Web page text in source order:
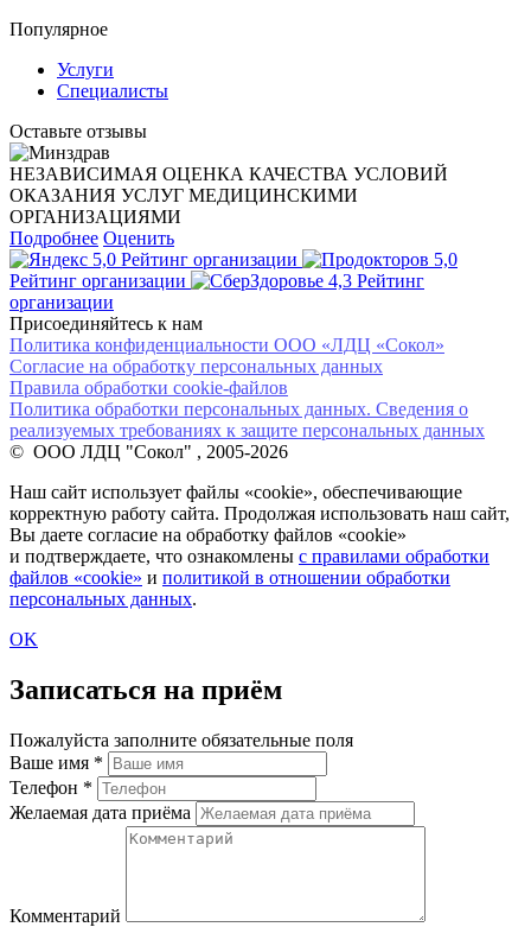
Популярное
Услуги
Специалисты
Оставьте отзывы
НЕЗАВИСИМАЯ ОЦЕНКА КАЧЕСТВА УСЛОВИЙ
ОКАЗАНИЯ УСЛУГ МЕДИЦИНСКИМИ
ОРГАНИЗАЦИЯМИ
Подробнее Оценить
5,0 Рейтинг организации
5,0
Рейтинг организации
4,3 Рейтинг
организации
Присоединяйтесь к нам
Политика конфиденциальности ООО «ЛДЦ «Сокол»
Согласие на обработку персональных данных
Правила обработки cookie-файлов
Политика обработки персональных данных. Сведения о
реализуемых требованиях к защите персональных данных
© ООО ЛДЦ "Сокол" , 2005-2026
Наш сайт использует файлы «cookie», обеспечивающие
корректную работу сайта. Продолжая использовать наш сайт,
Вы даете согласие на обработку файлов «cookie»
и подтверждаете, что ознакомлены с правилами обработки
файлов «cookie» и политикой в отношении обработки
персональных данных.
OK
Записаться на приём
Пожалуйста заполните обязательные поля
Ваше имя *
Телефон *
Желаемая дата приёма
Комментарий